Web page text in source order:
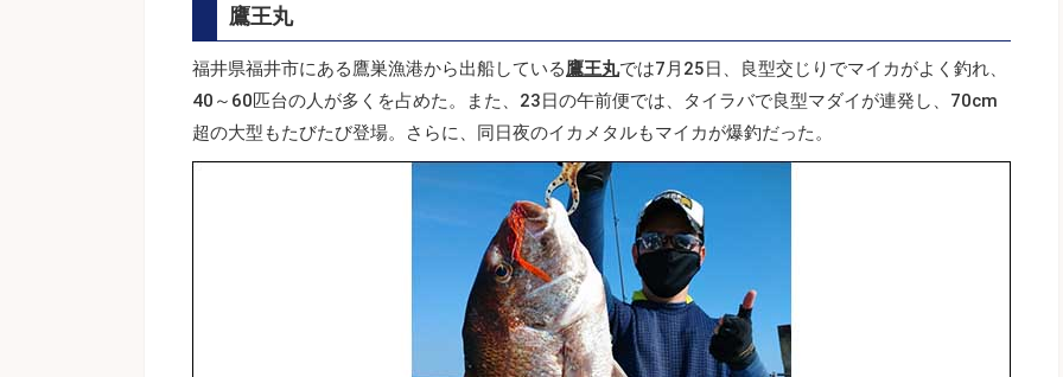
鷹王丸
福井県福井市にある鷹巣漁港から出船している鷹王丸では7月25日、良型交じりでマイカがよく釣れ、
40～60匹台の人が多くを占めた。また、23日の午前便では、タイラバで良型マダイが連発し、70cm
超の大型もたびたび登場。さらに、同日夜のイカメタルもマイカが爆釣だった。